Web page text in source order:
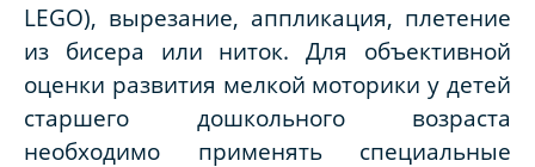
LEGO), вырезание, аппликация, плетение
из бисера или ниток. Для объективной
оценки развития мелкой моторики у детей
старшего дошкольного возраста
необходимо применять специальные